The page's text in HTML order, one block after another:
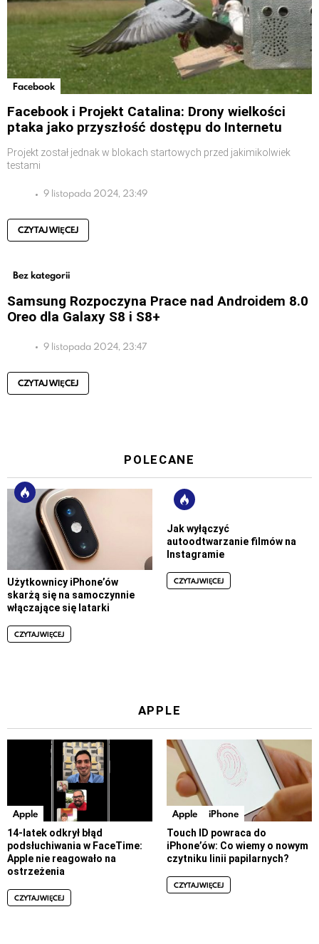
Facebook
Facebook i Projekt Catalina: Drony wielkości
ptaka jako przyszłość dostępu do Internetu
Projekt został jednak w blokach startowych przed jakimikolwiek
testami
9 listopada 2024, 23:49
CZYTAJ WIĘCEJ
Bez kategorii
Samsung Rozpoczyna Prace nad Androidem 8.0
Oreo dla Galaxy S8 i S8+
9 listopada 2024, 23:47
CZYTAJ WIĘCEJ
POLECANE
Użytkownicy iPhone’ów
skarżą się na samoczynnie
włączające się latarki
CZYTAJ WIĘCEJ
Jak wyłączyć
autoodtwarzanie filmów na
Instagramie
CZYTAJ WIĘCEJ
APPLE
Apple
14-latek odkrył błąd
podsłuchiwania w FaceTime:
Apple nie reagowało na
ostrzeżenia
CZYTAJ WIĘCEJ
Apple iPhone
Touch ID powraca do
iPhone’ów: Co wiemy o nowym
czytniku linii papilarnych?
CZYTAJ WIĘCEJ